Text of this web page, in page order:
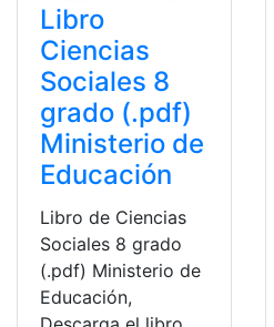
Libro
Ciencias
Sociales 8
grado (.pdf)
Ministerio de
Educación
Libro de Ciencias
Sociales 8 grado
(.pdf) Ministerio de
Educación,